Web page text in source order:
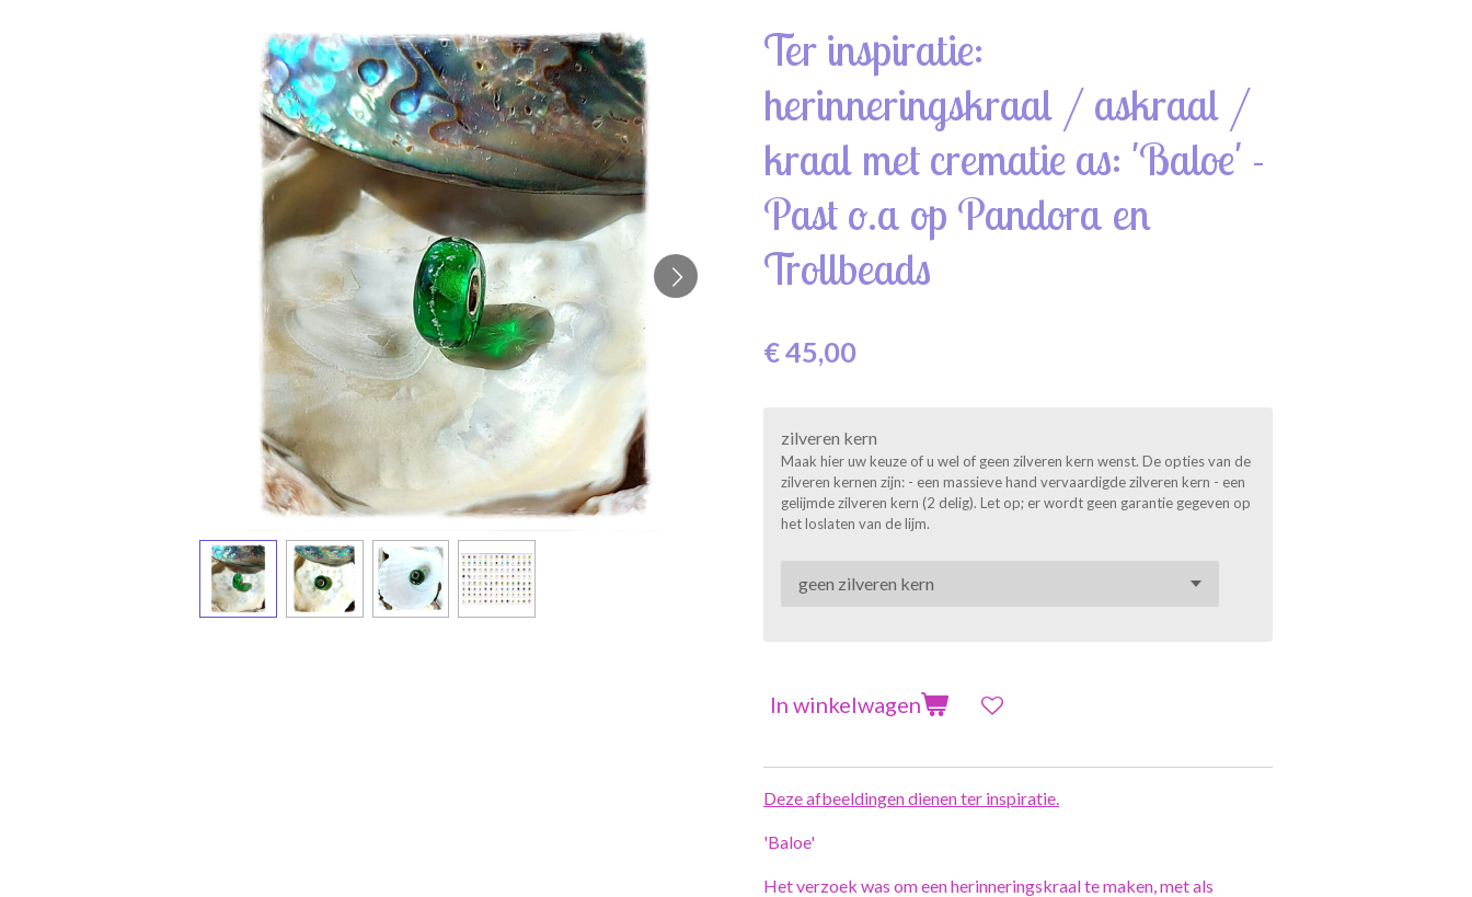
Ter inspiratie:
herinneringskraal / askraal /
kraal met crematie as: 'Baloe' -
Past o.a op Pandora en
Trollbeads
€ 45,00
zilveren kern
Maak hier uw keuze of u wel of geen zilveren kern wenst. De opties van de
zilveren kernen zijn: - een massieve hand vervaardigde zilveren kern - een
gelijmde zilveren kern (2 delig). Let op; er wordt geen garantie gegeven op
het loslaten van de lijm.
In winkelwagen
Deze afbeeldingen dienen ter inspiratie.
'Baloe'
Het verzoek was om een herinneringskraal te maken, met als